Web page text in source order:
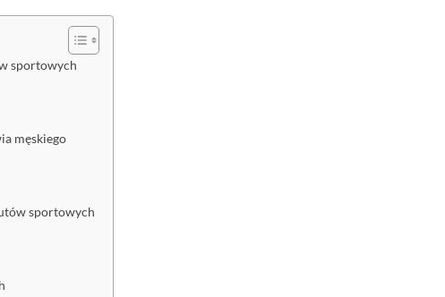
sportowych
męskiego
sportowych